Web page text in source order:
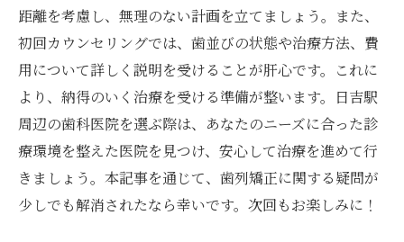
距離を考慮し、無理のない計画を立てましょう。また、
初回カウンセリングでは、歯並びの状態や治療方法、費
用について詳しく説明を受けることが肝心です。これに
より、納得のいく治療を受ける準備が整います。日吉駅
周辺の歯科医院を選ぶ際は、あなたのニーズに合った診
療環境を整えた医院を見つけ、安心して治療を進めて行
きましょう。本記事を通じて、歯列矯正に関する疑問が
少しでも解消されたなら幸いです。次回もお楽しみに！